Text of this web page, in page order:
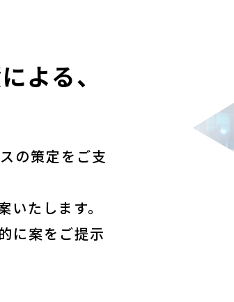
よる、
の策定をご支
たします。
に案をご提示